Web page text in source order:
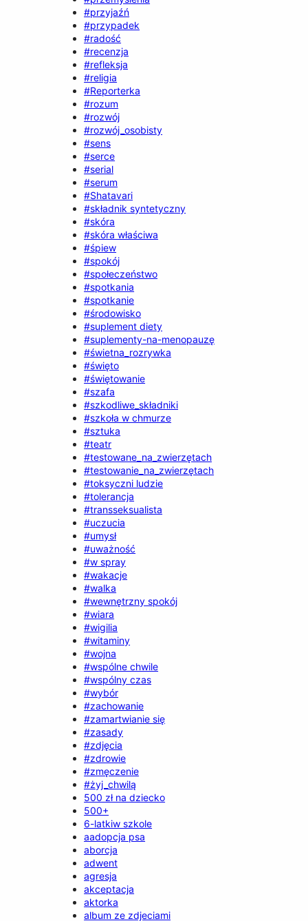
#przyjaźń
#przypadek
#radość
#recenzja
#refleksja
#religia
#Reporterka
#rozum
#rozwój
#rozwój_osobisty
#sens
#serce
#serial
#serum
#Shatavari
#składnik syntetyczny
#skóra
#skóra właściwa
#śpiew
#spokój
#społeczeństwo
#spotkania
#spotkanie
#środowisko
#suplement diety
#suplementy-na-menopauzę
#świetna_rozrywka
#święto
#świętowanie
#szafa
#szkodliwe_składniki
#szkoła w chmurze
#sztuka
#teatr
#testowane_na_zwierzętach
#testowanie_na_zwierzętach
#toksyczni ludzie
#tolerancja
#transseksualista
#uczucia
#umysł
#uważność
#w spray
#wakacje
#walka
#wewnętrzny spokój
#wiara
#wigilia
#witaminy
#wojna
#wspólne chwile
#wspólny czas
#wybór
#zachowanie
#zamartwianie się
#zasady
#zdjęcia
#zdrowie
#zmęczenie
#żyj_chwilą
500 zł na dziecko
500+
6-latkiw szkole
aadopcja psa
aborcja
adwent
agresja
akceptacja
aktorka
album ze zdjeciami